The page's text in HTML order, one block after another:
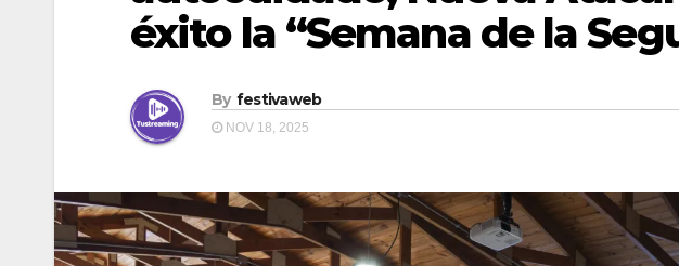
éxito la “Semana de la
By festivaweb
NOV 18, 2025